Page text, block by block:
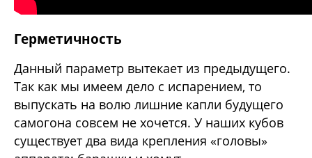
Герметичность
Данный параметр вытекает из предыдущего.
Так как мы имеем дело с испарением, то
выпускать на волю лишние капли будущего
самогона совсем не хочется. У наших кубов
существует два вида крепления «головы»